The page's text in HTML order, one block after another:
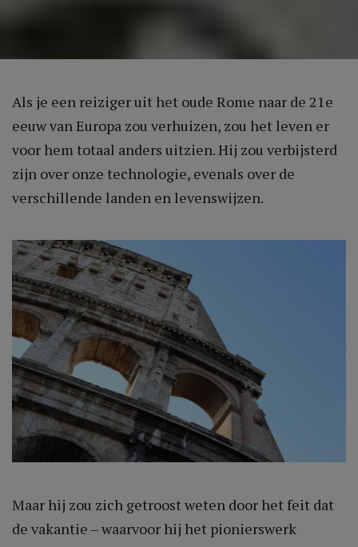
Als je een reiziger uit het oude Rome naar de 21e
eeuw van Europa zou verhuizen, zou het leven er
voor hem totaal anders uitzien. Hij zou verbijsterd
zijn over onze technologie, evenals over de
verschillende landen en levenswijzen.
Maar hij zou zich getroost weten door het feit dat
de vakantie – waarvoor hij het pionierswerk